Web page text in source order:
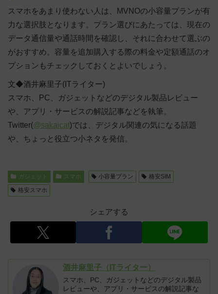
スマホをあまり使わない人は、MVNOの小容量プランが有
力な選択肢となります。プラン選びにあたっては、現在の
データ通信量や通話時間を確認し、それに合わせて選ぶの
がおすすめ。容量を追加購入する際の料金や定額通話のオ
プションもチェックしておくとよいでしょう。
文◆酒井麻里子(ITライター)
スマホ、PC、ガジェットなどのデジタル製品レビュー
や、アプリ・サービスの解説記事などを執筆。
Twitter(@sakaicat)では、デジタル関連の気になる話題
や、ちょっと役立つ小ネタを発信。
ガジェット スマホ 小容量プラン
格安SIM
格安スマホ
シェアする
酒井麻里子（ITライター）
スマホ、PC、ガジェットなどのデジタル製品
レビューや、アプリ・サービスの解説記事な